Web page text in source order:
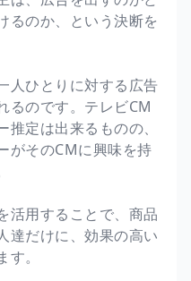
るのか、という決断を
人ひとりに対する広告
るのです。テレビCM
定は出来るものの、
がそのCMに興味を持
活用することで、商品
達だけに、効果の高い
。